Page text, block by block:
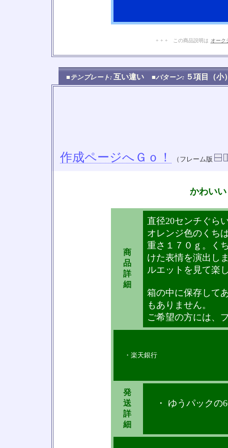
+ + + この商品説明は オーク
■テンプレート: 互い違い ■パターン: ５項目（
作成ページへＧｏ！ （フレーム版
かわい
商
品
詳
細
直径20センチぐら
オレンジ色のくち
重さ１７０ｇ。く
けた表情を演出し
ルエットを見て楽
箱の中に保存して
もありません。
ご希望の方には、
・楽天銀行
発
送
詳
細
・ ゆうパックの